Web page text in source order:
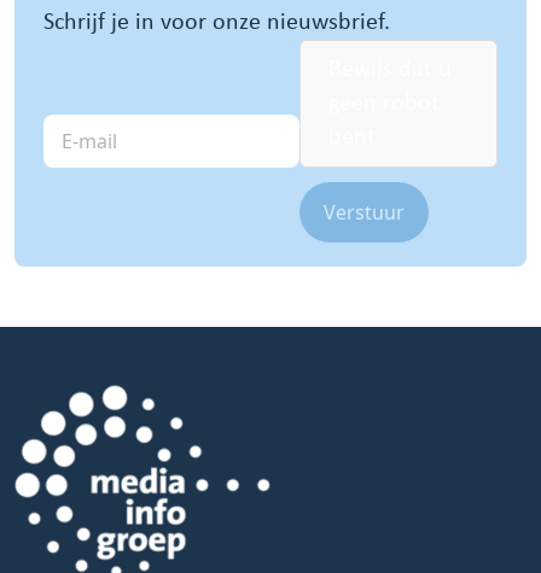
Schrijf je in voor onze nieuwsbrief.
E-
mail